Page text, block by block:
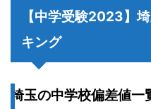
【中学受験2023】
キング
埼玉の中学校偏差値